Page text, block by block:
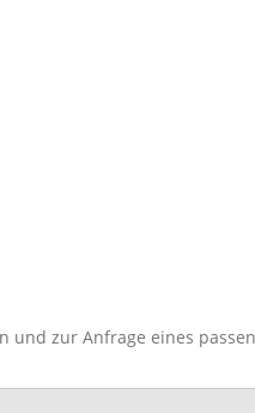
und zur Anfrage eines